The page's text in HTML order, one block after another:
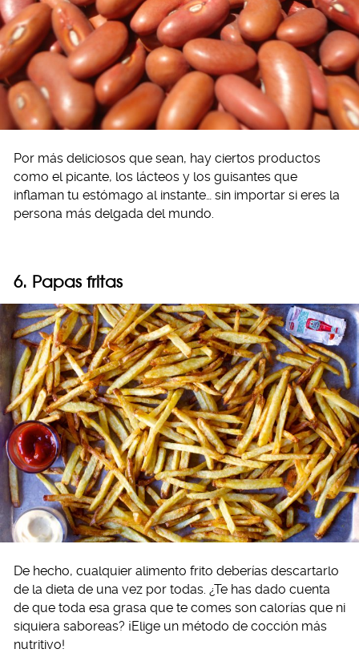
Por más deliciosos que sean, hay ciertos productos
como el picante, los lácteos y los guisantes que
inflaman tu estómago al instante… sin importar si eres la
persona más delgada del mundo.
6. Papas fritas
De hecho, cualquier alimento frito deberías descartarlo
de la dieta de una vez por todas. ¿Te has dado cuenta
de que toda esa grasa que te comes son calorías que ni
siquiera saboreas? ¡Elige un método de cocción más
nutritivo!